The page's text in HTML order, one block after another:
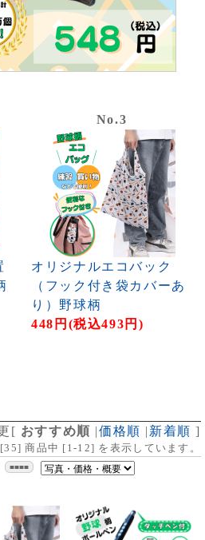
No.3
オリジナルエコバック
（フック付き袋カバーあ
り）野球柄
448円(税込493円)
[ おすすめ順 |価格順 | 新着順 ]
35] 商品中 [ 1-12] を表示しています。
■■■■